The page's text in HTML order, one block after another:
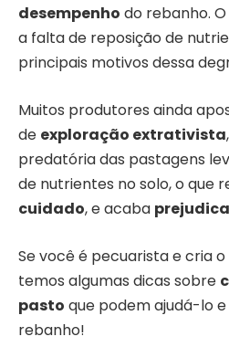
desempenho do rebanho.
a falta de reposição de
principais motivos dessa
Muitos produtores ainda
de exploração extrativista
predatória das pastagens
de nutrientes no solo, o que
cuidado, e acaba
Se você é pecuarista e cria
temos algumas dicas sobre
pasto que podem ajudá-lo e
rebanho!